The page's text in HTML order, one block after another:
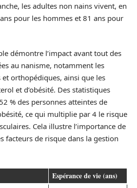
les adultes non nains vivent, en
pour les hommes et 81 ans pour
démontre l’impact avant tout des
au nanisme, notamment les
orthopédiques, ainsi que les
et d’obésité. Des statistiques
% des personnes atteintes de
ce qui multiplie par 4 le risque
Cela illustre l’importance de
facteurs de risque dans la gestion
Espérance de vie (ans)